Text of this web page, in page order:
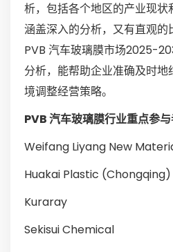
析，包括各个地区的产业现
涵盖深入的分析，又有直观
PVB 汽车玻璃膜市场2025-
分析，能帮助企业准确及时
境调整经营策略。
PVB 汽车玻璃膜行业重点参与
Weifang Liyang New
Huakai Plastic (Chongqing)
Kuraray
Sekisui Chemical